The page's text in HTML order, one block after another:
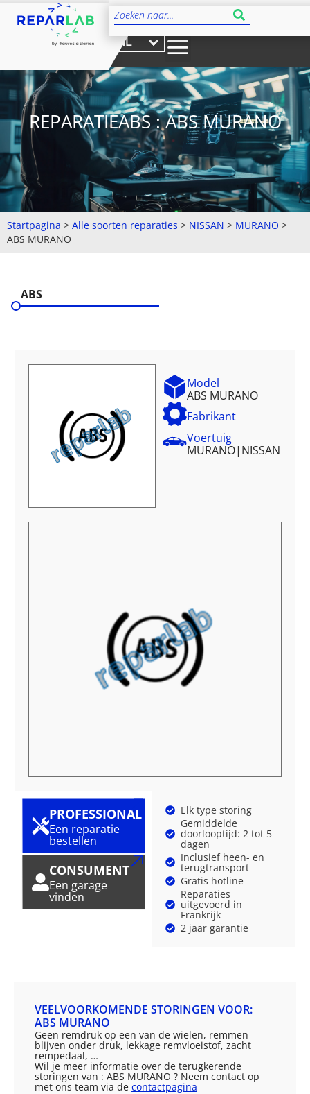
NL
REPARATIEABS : ABS MURANO
Startpagina > Alle soorten reparaties > NISSAN > MURANO >
ABS MURANO
ABS
Model
ABS MURANO
Fabrikant
Voertuig
MURANO| NISSAN
PROFESSIONAL
Een reparatie
bestellen
CONSUMENT
Een garage
vinden
Elk type storing
Gemiddelde
doorlooptijd: 2 tot 5
dagen
Inclusief heen- en
terugtransport
Gratis hotline
Reparaties
uitgevoerd in
Frankrijk
2 jaar garantie
VEELVOORKOMENDE STORINGEN VOOR:
ABS MURANO
Geen remdruk op een van de wielen, remmen
blijven onder druk, lekkage remvloeistof, zacht
rempedaal, …
Wil je meer informatie over de terugkerende
storingen van : ABS MURANO ? Neem contact op
met ons team via de contactpagina